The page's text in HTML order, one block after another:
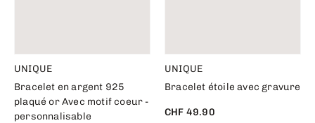
UNIQUE
Bracelet en argent 925
plaqué or Avec motif coeur -
personnalisable
UNIQUE
Bracelet étoile avec gravure
CHF 49.90